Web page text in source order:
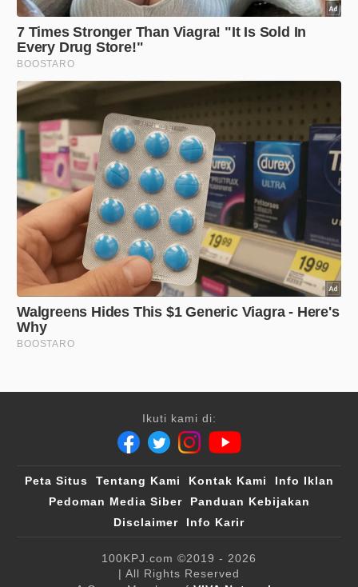
Ikuti kami di:
Peta Situs Tentang Kami Kontak Kami
Info Iklan
Pedoman Media Siber
Panduan Kebijakan
Disclaimer
Info Karir
100KPJ.com ©2019 - 2026
| All Rights Reserved